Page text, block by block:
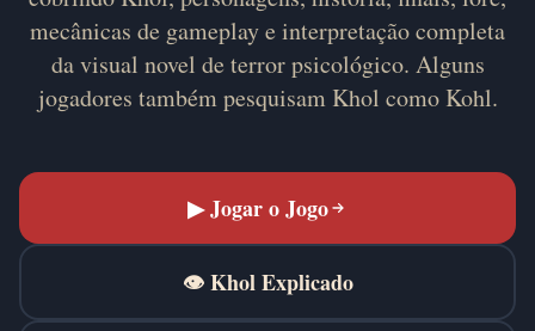
mecânicas de gameplay e interpretação completa
da visual novel de terror psicológico. Alguns
jogadores também pesquisam Khol como Kohl.
▶ Jogar o Jogo
👁 Khol Explicado